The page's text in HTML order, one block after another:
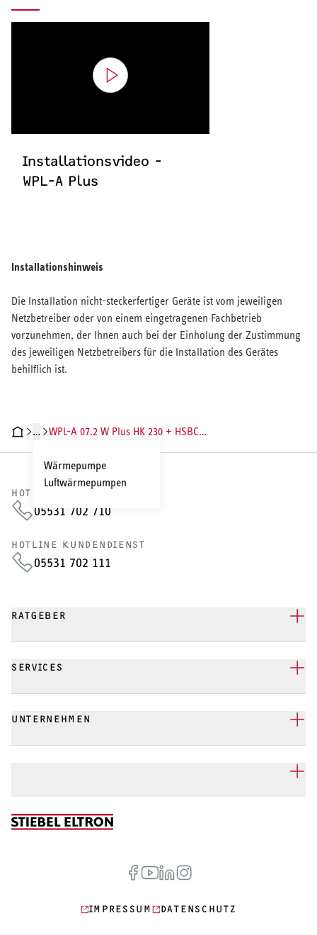
Installationsvideo -
WPL-A Plus
Installationshinweis
Die Installation nicht-steckerfertiger Geräte ist vom jeweiligen
Netzbetreiber oder von einem eingetragenen Fachbetrieb
vorzunehmen, der Ihnen auch bei der Einholung der Zustimmung
des jeweiligen Netzbetreibers für die Installation des Gerätes
behilflich ist.
DATENDOKUMENTEINSTALLATIONSVIDEOS
…
Wärmepumpe
Luftwärmepumpen
WPL-A 07.2 W Plus HK 230 + HSBC 300
HOTLINE VERTRIEB
05531 702 710
HOTLINE KUNDENDIENST
05531 702 111
RATGEBER
SERVICES
UNTERNEHMEN
IMPRESSUM DATENSCHUTZ